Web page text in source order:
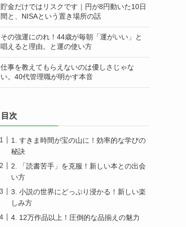
貯金だけではリスクです｜円が8円動いた10日
間と、NISAという置き場所の話
その強運にのれ！44歳が毎朝「運がいい」と
唱えると理由。と運の使い方
仕事を教えてもらえないのは優しさじゃな
い。40代管理職が明かす本音
目次
1. すきま時間が宝の山に！効率的な学びの
秘訣
2. 「読書苦手」を克服！新しい本との出会
い方
3. 小説の世界にどっぷり浸かる！新しい楽
しみ方
4. 12万作品以上！圧倒的な品揃えの魅力